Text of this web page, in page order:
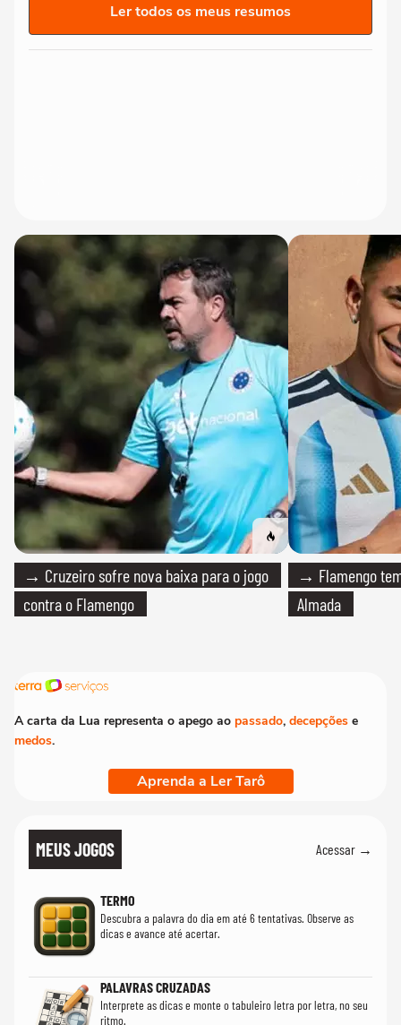
Ler todos os meus resumos
→ Cruzeiro sofre nova baixa para o jogo
contra o Flamengo
→ Flamengo
Almada
A carta da Lua representa o apego ao passado, decepções e
medos.
Aprenda a Ler Tarô
MEUS JOGOS Acessar →
TERMO
Descubra a palavra do dia em até 6 tentativas. Observe as
dicas e avance até acertar.
PALAVRAS CRUZADAS
Interprete as dicas e monte o tabuleiro letra por letra, no seu
ritmo.